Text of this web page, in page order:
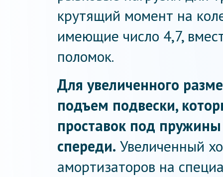
крутящий момент на
имеющие число 4,7,
поломок.
Для увеличенного
подъем подвески,
проставок под
спереди. Увеличенный
амортизаторов на